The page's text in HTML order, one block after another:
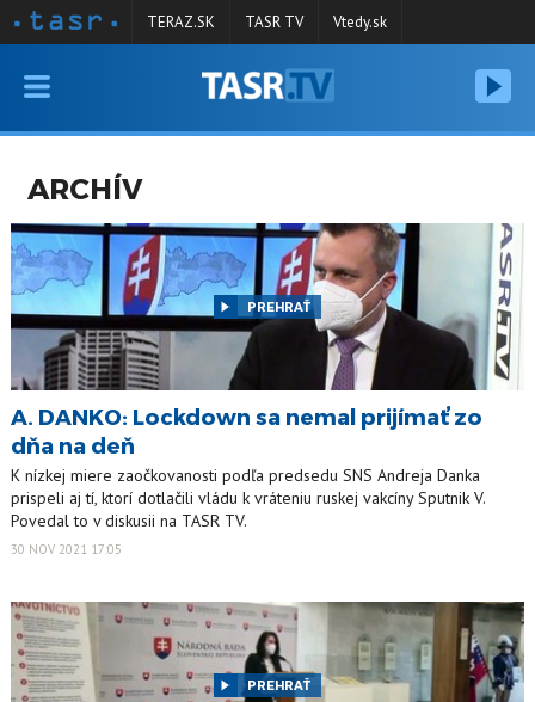
VYSIELANIE
SPRAVODAJSTVO
KONTAKT
ARCHÍV
TERAZ.SK TASR TV Vtedy.sk
ARCHÍV
PREHRAŤ
A. DANKO: Lockdown sa nemal prijímať zo
dňa na deň
K nízkej miere zaočkovanosti podľa predsedu SNS Andreja Danka
prispeli aj tí, ktorí dotlačili vládu k vráteniu ruskej vakcíny Sputnik V.
Povedal to v diskusii na TASR TV.
30 NOV 2021 17:05
PREHRAŤ